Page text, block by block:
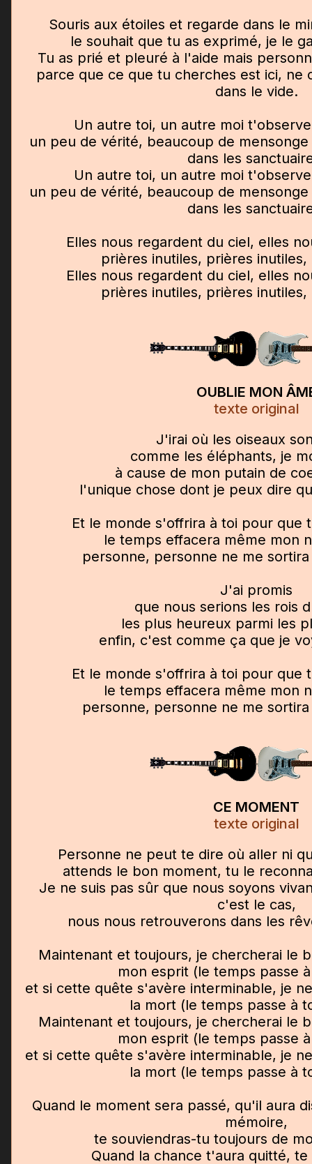
Souris aux étoiles et regarde dans le
le souhait que tu as exprimé, je le
Tu as prié et pleuré à l'aide mais
parce que ce que tu cherches est ici, ne
dans le vide.
Un autre toi, un autre moi
un peu de vérité, beaucoup de
dans les
Un autre toi, un autre moi
un peu de vérité, beaucoup de
dans les
Elles nous regardent du ciel, elles
prières inutiles, prières
Elles nous regardent du ciel, elles
prières inutiles, prières
OUBLIE MON
texte original
J'irai où les oiseaux
comme les éléphants, je
à cause de mon putain de
l'unique chose dont je peux dire
Et le monde s'offrira à toi pour que
le temps effacera même mon
personne, personne ne me
J'ai promis
que nous serions les rois
les plus heureux parmi les
enfin, c'est comme ça que je
Et le monde s'offrira à toi pour que
le temps effacera même mon
personne, personne ne me
CE MOMENT
texte original
Personne ne peut te dire où aller ni
attends le bon moment, tu le
Je ne suis pas sûr que nous soyons
c'est le cas,
nous nous retrouverons dans les
Maintenant et toujours, je chercherai le
mon esprit (le temps passe
et si cette quête s'avère interminable, je
la mort (le temps passe à
Maintenant et toujours, je chercherai le
mon esprit (le temps passe
et si cette quête s'avère interminable, je
la mort (le temps passe à
Quand le moment sera passé, qu'il aura
mémoire,
te souviendras-tu toujours de
Quand la chance t'aura quitté, te